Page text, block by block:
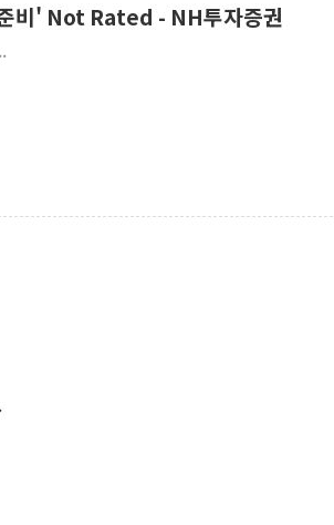
비' Not Rated - NH투자증권